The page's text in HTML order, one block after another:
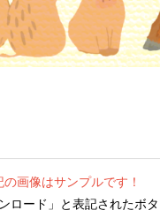
の画像はサンプルです！
ロード」と表記されたボ